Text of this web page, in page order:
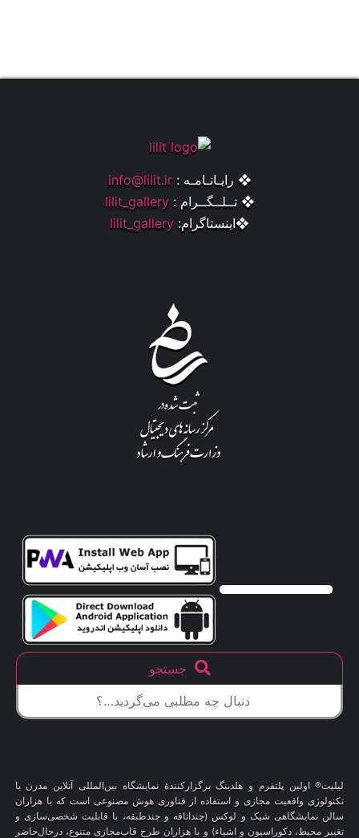
❖ رایـانـامـه : info@lilit.ir
❖ تــلــگــرام : lilit_gallery
❖اینستاگرام: lilit_gallery
جستجو
لیلیت® اولین پلتفرم و هلدینگ برگزارکنندهٔ نمایشگاه بین‌المللی آنلاین مدرن با
تکنولوژی واقعیت مجازی و استفاده از فناوری هوش مصنوعی است که با هزاران
سالن نمایشگاهی شیک و لوکس (چنداتاقه و چندطبقه، با قابلیت شخصی‌سازی و
تغییر محیط، دکوراسیون و اشیاء) و با هزاران طرح قاب‌مجازی متنوع، درحال‌حاضر